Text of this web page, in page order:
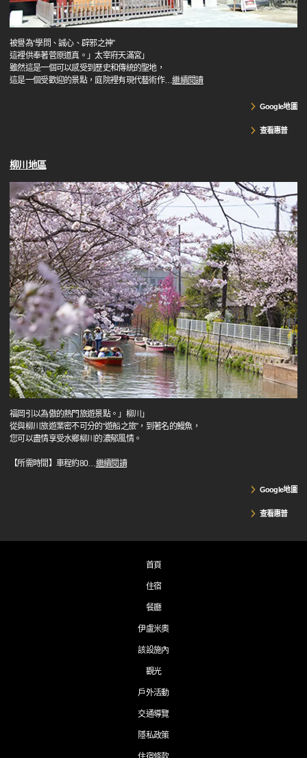
被譽為“學問、誠心、辟邪之神”
這裡供奉著菅原道真。」太宰府天滿宮」
雖然這是一個可以感受到歷史和傳統的聖地，
這是一個受歡迎的景點，庭院裡有現代藝術作…繼續閱讀
Google地圖
查看惠普
柳川地區
福岡引以為傲的熱門旅遊景點。」柳川」
從與柳川旅遊業密不可分的“遊船之旅”，到著名的鰻魚，
您可以盡情享受水鄉柳川的濃郁風情。
【所需時間】車程約80…繼續閱讀
Google地圖
查看惠普
首頁
住宿
餐廳
伊盧米奧
該設施內
觀光
戶外活動
交通導覽
隱私政策